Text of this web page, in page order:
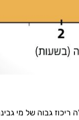
גבוה של מי